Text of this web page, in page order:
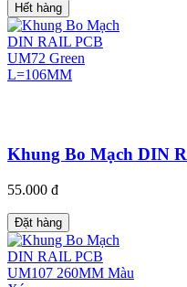
Hết hàng
Khung Bo Mạch DIN
55.000 đ
Đặt hàng